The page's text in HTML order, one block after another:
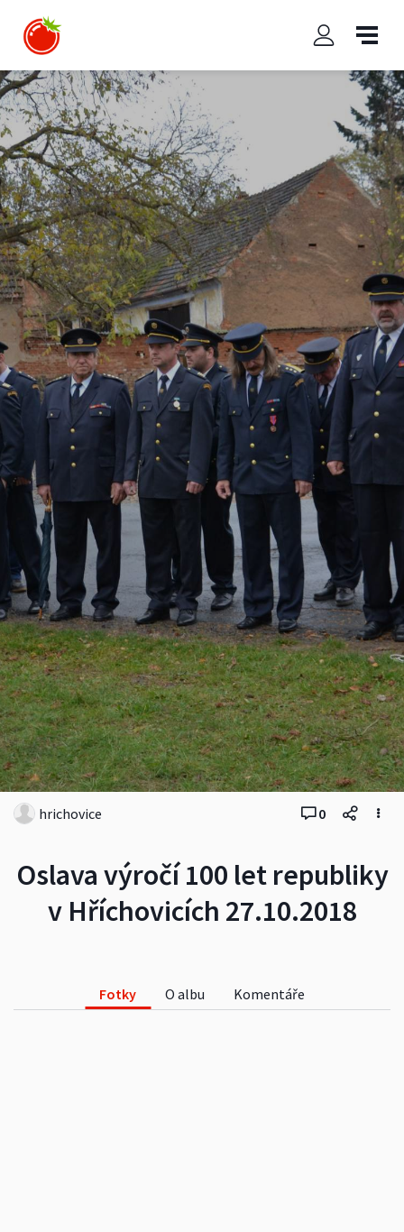
Oslava výročí 100 let republiky
v Hříchovicích 27.10.2018
hrichovice 0
Fotky O albu Komentáře